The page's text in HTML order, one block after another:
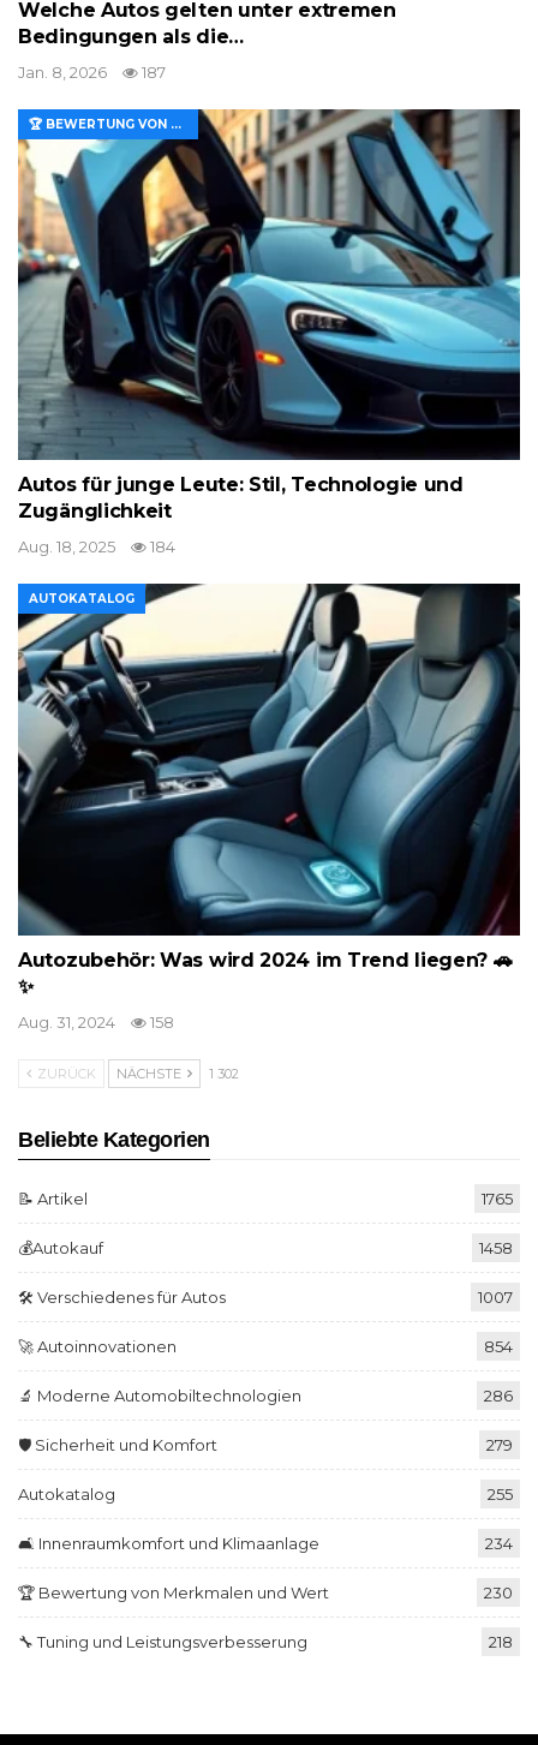
Welche Autos gelten unter extremen
Bedingungen als die…
Jan. 8, 2026 187
🏆 BEWERTUNG VON MERKMALEN UND WERT
Autos für junge Leute: Stil, Technologie und
Zugänglichkeit
Aug. 18, 2025 184
AUTOKATALOG
Autozubehör: Was wird 2024 im Trend liegen? 🚗
✨
Aug. 31, 2024 158
ZURÜCK NÄCHSTE 1 302
Beliebte Kategorien
📝 Artikel 1765
💰Autokauf 1458
🛠️ Verschiedenes für Autos 1007
🚀 Autoinnovationen 854
🔬 Moderne Automobiltechnologien 286
🛡️ Sicherheit und Komfort 279
Autokatalog 255
🛋️ Innenraumkomfort und Klimaanlage 234
🏆 Bewertung von Merkmalen und Wert 230
🔧 Tuning und Leistungsverbesserung 218